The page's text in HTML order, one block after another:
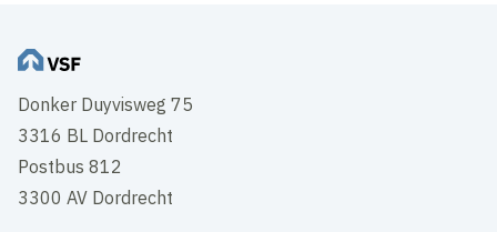
Donker Duyvisweg 75
3316 BL Dordrecht
Postbus 812
3300 AV Dordrecht